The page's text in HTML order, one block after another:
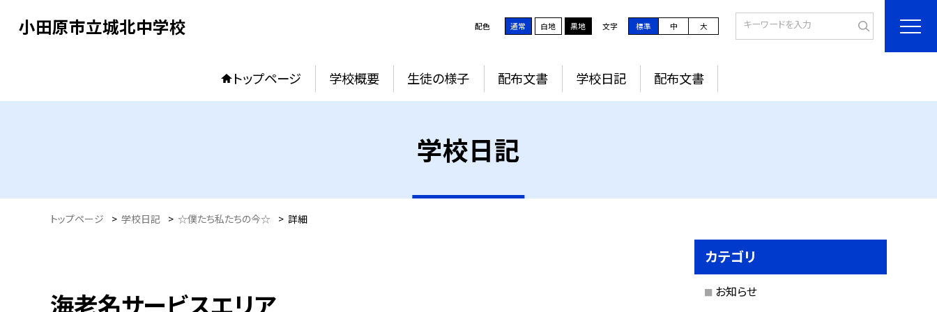
小田原市立城北中学校 配色 通常 白地 黒地 文字 標準 中 大
トップページ 学校概要 生徒の様子 配布文書 学校日記 配布文書
学校日記
トップページ > 学校日記 > ☆僕たち私たちの今☆ > 詳細
海老名サービスエリア
カテゴリ
お知らせ